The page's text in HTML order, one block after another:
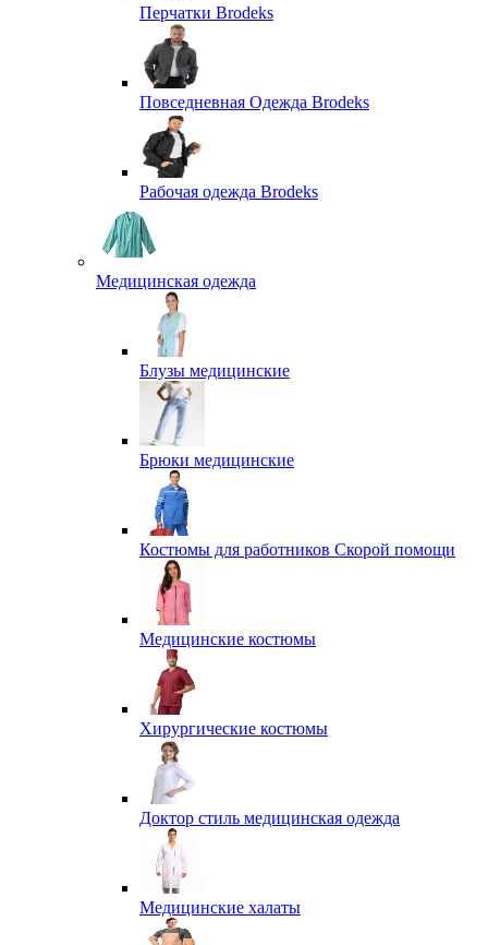
Перчатки Brodeks
Повседневная Одежда Brodeks
Рабочая одежда Brodeks
Медицинская одежда
Блузы медицинские
Брюки медицинские
Костюмы для работников Скорой помощи
Медицинские костюмы
Хирургические костюмы
Доктор стиль медицинская одежда
Медицинские халаты